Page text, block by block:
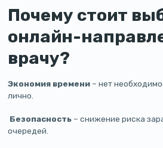
Почему стоит
онлайн-
врачу?
Экономия времени – нет
лично.
Безопасность – снижение риска
очередей.